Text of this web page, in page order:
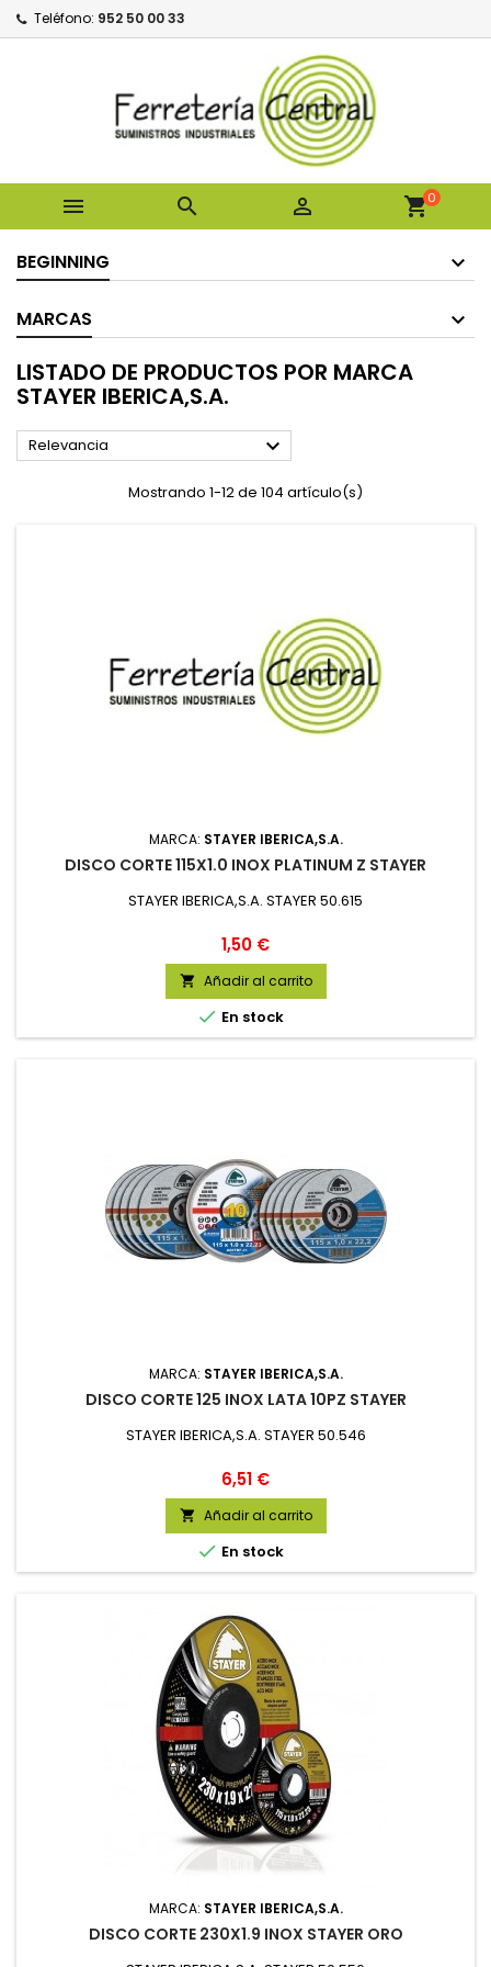
Teléfono: 952 50 00 33
   shopping_cart0
BEGINNING
MARCAS
LISTADO DE PRODUCTOS POR MARCA
STAYER IBERICA,S.A.
Relevancia 
Mostrando 1-12 de 104 artículo(s)
MARCA: STAYER IBERICA,S.A.
DISCO CORTE 115X1.0 INOX PLATINUM Z STAYER
STAYER IBERICA,S.A. STAYER 50.615
Precio
1,50 €
 Añadir al carrito
 En stock
MARCA: STAYER IBERICA,S.A.
DISCO CORTE 125 INOX LATA 10PZ STAYER
STAYER IBERICA,S.A. STAYER 50.546
Precio
6,51 €
 Añadir al carrito
 En stock
MARCA: STAYER IBERICA,S.A.
DISCO CORTE 230X1.9 INOX STAYER ORO